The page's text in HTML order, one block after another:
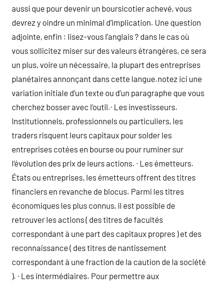
aussi que pour devenir un boursicotier achevé, vous
devrez y oindre un minimal d’implication. Une question
adjointe, enfin : lisez-vous l’anglais ? dans le cas où
vous sollicitez miser sur des valeurs étrangères, ce sera
un plus, voire un nécessaire, la plupart des entreprises
planétaires annonçant dans cette langue.notez ici une
variation initiale d’un texte ou d’un paragraphe que vous
cherchez bosser avec l’outil.· Les investisseurs.
Institutionnels, professionnels ou particuliers, les
traders risquent leurs capitaux pour solder les
entreprises cotées en bourse ou pour ruminer sur
l’évolution des prix de leurs actions. · Les émetteurs.
États ou entreprises, les émetteurs offrent des titres
financiers en revanche de blocus. Parmi les titres
économiques les plus connus, il est possible de
retrouver les actions ( des titres de facultés
correspondant à une part des capitaux propres ) et des
reconnaissance ( des titres de nantissement
correspondant à une fraction de la caution de la société
). · Les intermédiaires. Pour permettre aux